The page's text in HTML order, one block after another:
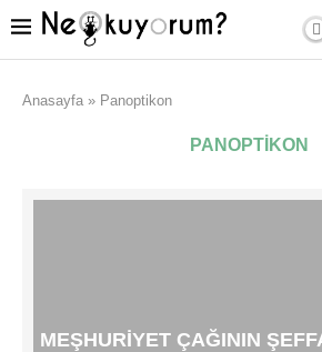
Anasayfa » Panoptikon
PANOPTIKON
MEŞHURIYET ÇAĞININ